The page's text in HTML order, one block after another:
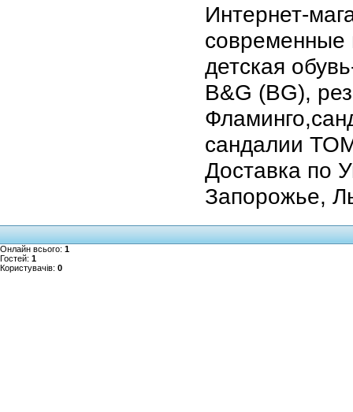
Интернет-
современные
детская
B&G (BG),
сандалии
Доставка по
Запорожье,
Онлайн всього: 1
Гостей: 1
Користувачів: 0